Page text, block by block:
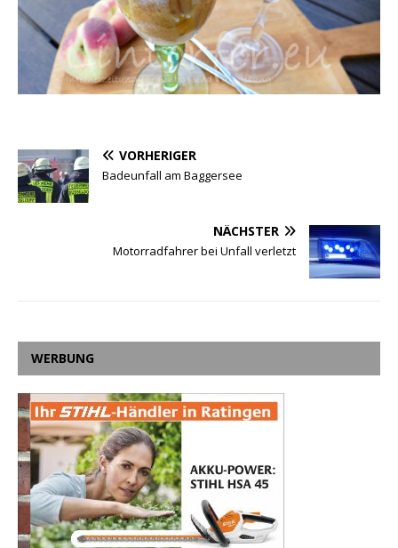
VORHERIGER
Badeunfall am Baggersee
NÄCHSTER
Motorradfahrer bei Unfall verletzt
WERBUNG